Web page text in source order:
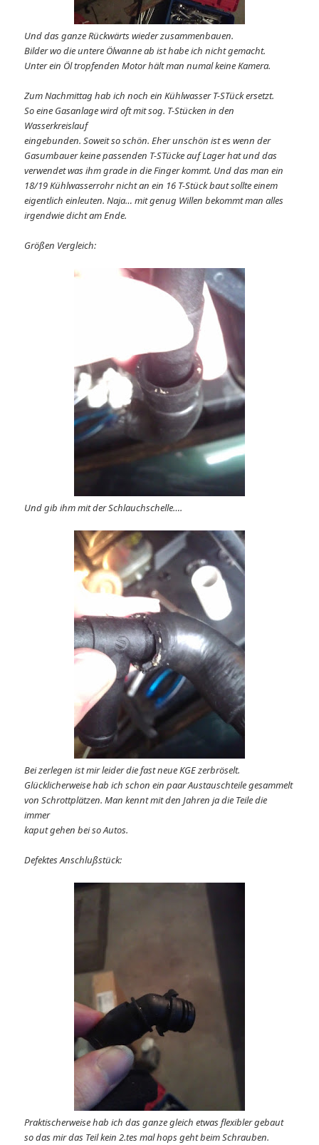
Und das ganze Rückwärts wieder zusammenbauen.
Bilder wo die untere Ölwanne ab ist habe ich nicht gemacht.
Unter ein Öl tropfenden Motor hält man numal keine Kamera.
Zum Nachmittag hab ich noch ein Kühlwasser T-STück ersetzt.
So eine Gasanlage wird oft mit sog. T-Stücken in den
Wasserkreislauf
eingebunden. Soweit so schön. Eher unschön ist es wenn der
Gasumbauer keine passenden T-STücke auf Lager hat und das
verwendet was ihm grade in die Finger kommt. Und das man ein
18/19 Kühlwasserrohr nicht an ein 16 T-Stück baut sollte einem
eigentlich einleuten. Naja… mit genug Willen bekommt man alles
irgendwie dicht am Ende.
Größen Vergleich:
Und gib ihm mit der Schlauchschelle….
Bei zerlegen ist mir leider die fast neue KGE zerbröselt.
Glücklicherweise hab ich schon ein paar Austauschteile gesammelt
von Schrottplätzen. Man kennt mit den Jahren ja die Teile die
immer
kaput gehen bei so Autos.
Defektes Anschlußstück:
Praktischerweise hab ich das ganze gleich etwas flexibler gebaut
so das mir das Teil kein 2.tes mal hops geht beim Schrauben.